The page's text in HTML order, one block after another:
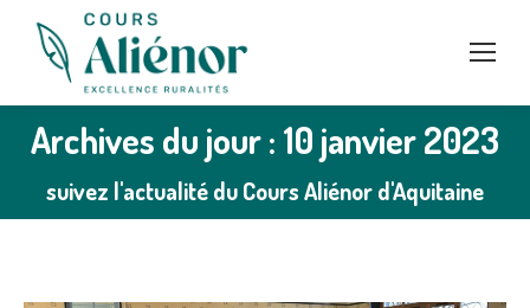
Archives du jour : 10 janvier 2023
suivez l'actualité du Cours Aliénor d'Aquitaine